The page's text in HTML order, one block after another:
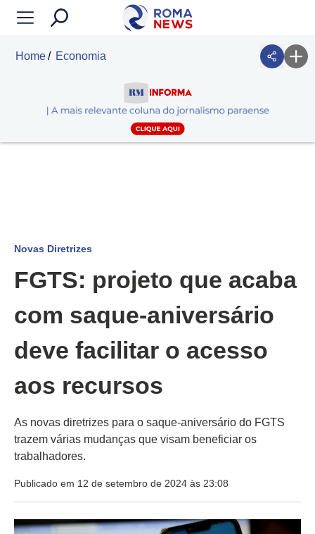
Home Economia
Novas Diretrizes
FGTS: projeto que acaba
com saque-aniversário
deve facilitar o acesso
aos recursos
As novas diretrizes para o saque-aniversário do FGTS
trazem várias mudanças que visam beneficiar os
trabalhadores.
Publicado em 12 de setembro de 2024 às 23:08